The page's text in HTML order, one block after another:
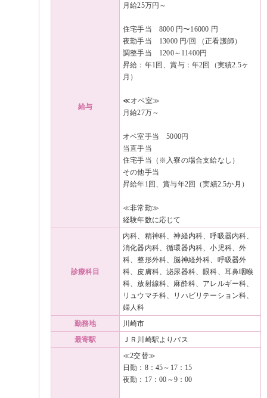
給与
月給25万円～
住宅手当 8000 円〜16000 円
夜勤手当 13000 円/回 （正看護師）
調整手当 1200～11400円
昇給：年1回、賞与：年2回（実績2.5ヶ
月）
≪オペ室≫
月給27万～
オペ室手当 5000円
当直手当
住宅手当（※入寮の場合支給なし）
その他手当
昇給年1回、賞与年2回（実績2.5か月）
≪非常勤≫
経験年数に応じて
診療科目
内科、精神科、神経内科、呼吸器内科、
消化器内科、循環器内科、小児科、外
科、整形外科、脳神経外科、呼吸器外
科、皮膚科、泌尿器科、眼科、耳鼻咽喉
科、放射線科、麻酔科、アレルギー科、
リュウマチ科、リハビリテーション科、
婦人科
勤務地
川崎市
最寄駅
ＪＲ川崎駅よりバス
≪2交替≫
日勤：8：45～17：15
夜勤：17：00～9：00